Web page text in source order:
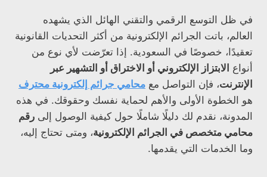
في ظل التوسع الرقمي والتقني الهائل الذي يشهده
العالم، باتت الجرائم الإلكترونية من أكثر التحديات القانونية
تعقيدًا، خصوصًا في السعودية. إذا تعرّضت لأي نوع من
أنواع الابتزاز الإلكتروني أو الاختراق أو التشهير عبر
الإنترنت، فإن التواصل مع محامي جرائم إلكترونية محترف
هو الخطوة الأولى والأهم لحماية نفسك وحقوقك. في هذه
المدونة، نقدم لك دليلًا شاملًا حول كيفية الوصول إلى رقم
محامي متخصص في الجرائم الإلكترونية، ومتى تحتاج إليه،
وما الخدمات التي يقدمها.